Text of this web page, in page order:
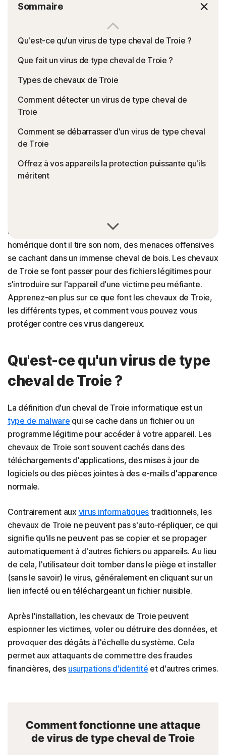
Sommaire
Qu'est-ce qu'un virus de type cheval de Troie ?
Que fait un virus de type cheval de Troie ?
Types de chevaux de Troie
Comment détecter un virus de type cheval de
Troie
Comment se débarrasser d'un virus de type cheval
de Troie
Offrez à vos appareils la protection puissante qu'ils
méritent
déguisé en agneau, ou, comme dans la légende
homérique dont il tire son nom, des menaces offensives
se cachant dans un immense cheval de bois. Les chevaux
de Troie se font passer pour des fichiers légitimes pour
s'introduire sur l'appareil d'une victime peu méfiante.
Apprenez-en plus sur ce que font les chevaux de Troie,
les différents types, et comment vous pouvez vous
protéger contre ces virus dangereux.
Qu'est-ce qu'un virus de type
cheval de Troie ?
La définition d'un cheval de Troie informatique est un
type de malware qui se cache dans un fichier ou un
programme légitime pour accéder à votre appareil. Les
chevaux de Troie sont souvent cachés dans des
téléchargements d'applications, des mises à jour de
logiciels ou des pièces jointes à des e-mails d'apparence
normale.
Contrairement aux virus informatiquestraditionnels, les
chevaux de Troie ne peuvent pas s'auto-répliquer, ce qui
signifie qu'ils ne peuvent pas se copier et se propager
automatiquement à d'autres fichiers ou appareils. Au lieu
de cela, l'utilisateur doit tomber dans le piège et installer
(sans le savoir) le virus, généralement en cliquant sur un
lien infecté ou en téléchargeant un fichier nuisible.
Après l'installation, les chevaux de Troie peuvent
espionner les victimes, voler ou détruire des données, et
provoquer des dégâts à l'échelle du système. Cela
permet aux attaquants de commettre des fraudes
financières, des usurpations d'identité et d'autres crimes.